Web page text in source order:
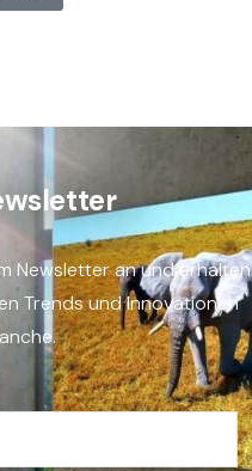
Newsletter an und erhalten
Trends und Innovationen